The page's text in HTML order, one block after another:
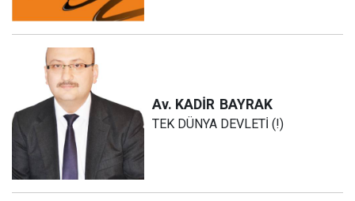
Av. KADİR BAYRAK
TEK DÜNYA DEVLETİ (!)